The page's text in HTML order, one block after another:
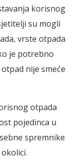
korisnog
su mogli
vrste otpada
je potrebno
nije smeće
otpada
pojedinca u
spremnike